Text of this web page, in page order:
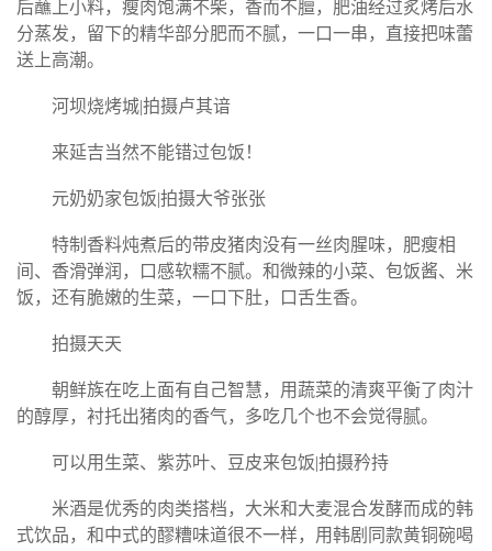
后蘸上小料，瘦肉饱满不柴，香而不膻，肥油经过炙烤后水
分蒸发，留下的精华部分肥而不腻，一口一串，直接把味蕾
送上高潮。
河坝烧烤城|拍摄卢其谙
来延吉当然不能错过包饭！
元奶奶家包饭|拍摄大爷张张
特制香料炖煮后的带皮猪肉没有一丝肉腥味，肥瘦相
间、香滑弹润，口感软糯不腻。和微辣的小菜、包饭酱、米
饭，还有脆嫩的生菜，一口下肚，口舌生香。
拍摄天天
朝鲜族在吃上面有自己智慧，用蔬菜的清爽平衡了肉汁
的醇厚，衬托出猪肉的香气，多吃几个也不会觉得腻。
可以用生菜、紫苏叶、豆皮来包饭|拍摄矜持
米酒是优秀的肉类搭档，大米和大麦混合发酵而成的韩
式饮品，和中式的醪糟味道很不一样，用韩剧同款黄铜碗喝